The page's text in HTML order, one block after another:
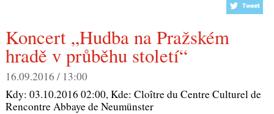
Koncert „Hudba na Pražském
hradě v průběhu století“
16.09.2016 / 13:00
Kdy: 03.10.2016 02:00, Kde: Cloître du Centre Culturel de
Rencontre Abbaye de Neumünster